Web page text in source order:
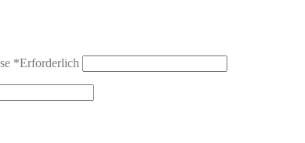
*Erforderlich